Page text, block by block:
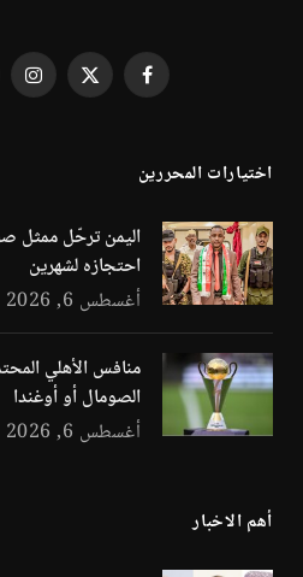
فيسبوك X
اختيارات المحررين
اليمن ترحّل ممثل
احتجازه لشهرين
أغسطس 6, 2026
منافس الأهلي
الصومال أو أوغندا
أغسطس 6, 2026
أهم الاخبار